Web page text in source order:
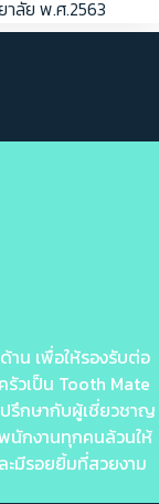
ลัย พ.ศ.2563
าน เพื่อให้รองรับต่อ
วเป็น Tooth Mate
ปรึกษากับผู้เชี่ยวชาญ
นักงานทุกคนล้วนให้
มีรอยยิ้มที่สวยงาม